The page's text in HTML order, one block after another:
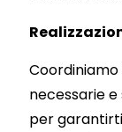
necessarie
per garantirti